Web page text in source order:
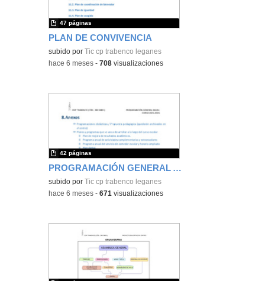
PLAN DE CONVIVENCIA
subido porTic cp trabenco leganes
47 páginas
-hace 6 meses -708 visualizaciones
PROGRAMACIÓN GENERAL ANUAL
subido porTic cp trabenco leganes
42 páginas
-hace 6 meses -671 visualizaciones